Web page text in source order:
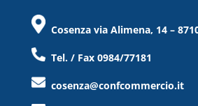
Cosenza via Alimena, 14 –
Tel. / Fax 0984/77181
cosenza@confcommercio.it